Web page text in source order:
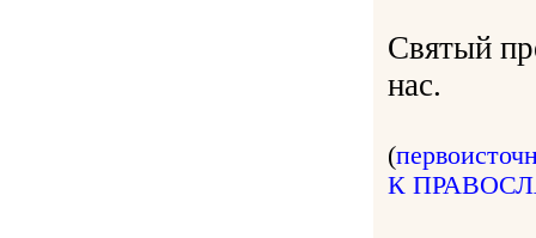
Святый
нас.
(
К